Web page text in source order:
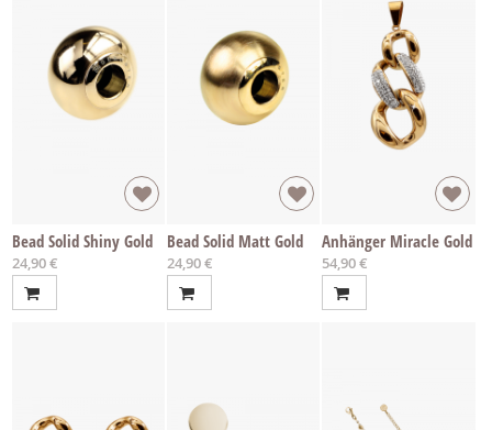
Bead Solid Shiny Gold
24,90 €
Bead Solid Matt Gold
24,90 €
Anhänger Miracle Gold
54,90 €